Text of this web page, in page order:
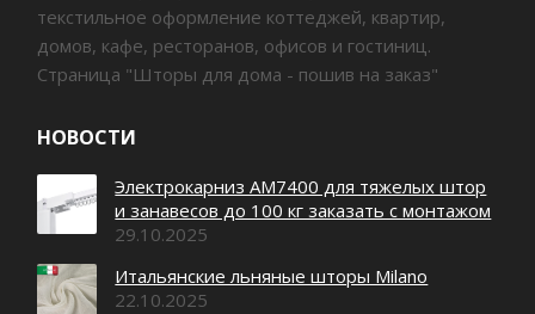
текстильное оформление коттеджей, квартир,
домов, кафе, ресторанов, офисов и гостиниц.
Страница "Шторы для дома - пошив на заказ"
НОВОСТИ
Электрокарниз AM7400 для тяжелых штор
и занавесов до 100 кг заказать с монтажом
29.10.2025
Итальянские льняные шторы Milano
22.10.2025